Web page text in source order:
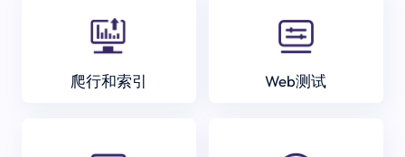
爬行和索引 Web测试